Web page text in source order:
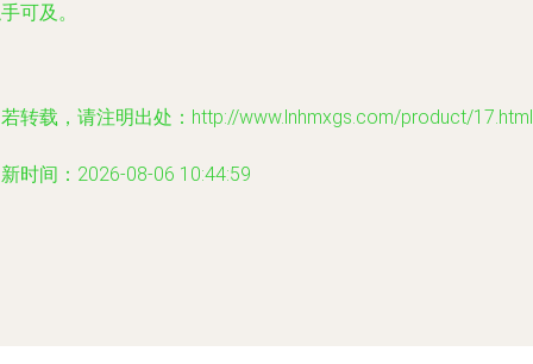
可及。
转载，请注明出处：http://www.lnhmxgs.com/product/17.html
时间：2026-08-06 10:44:59